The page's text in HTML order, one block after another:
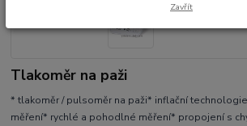
Tlakoměr na paži
* tlakoměr / pulsoměr na paži* inflační
měření* rychlé a pohodlné měření* propojení s
Zavřít